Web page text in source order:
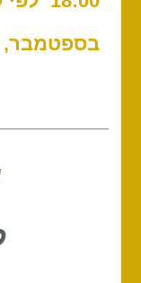
בספטמבר,